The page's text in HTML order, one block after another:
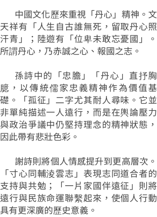
中國文化歷來重視「丹心」精神。文
天祥有「人生自古誰無死，留取丹心照
汗青」；陸遊有「位卑未敢忘憂國」。
所謂丹心，乃赤誠之心、報國之志。
孫詩中的「忠膽」「丹心」直抒胸
臆，以傳統儒家忠義精神作為價值基
礎。「孤征」二字尤其耐人尋味。它並
非單純描述一人遠行，而是在輿論壓力
與政治爭議中仍堅持理念的精神狀態，
因此帶有悲壯色彩。
謝詩則將個人情感提升到更高層次。
「寸心同輔淩雲志」表現志同道合者的
支持與共勉；「一片家國伴遠征」則將
遠行與民族命運聯繫起來，使個人行動
具有更深廣的歷史意義。